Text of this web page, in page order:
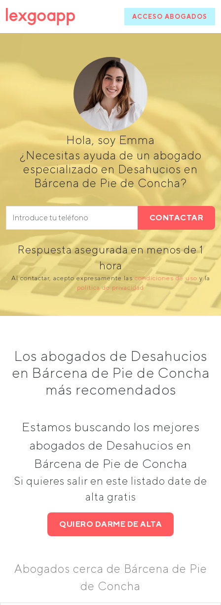
ACCESO ABOGADOS
Hola, soy Emma
¿Necesitas ayuda de un abogado
especializado en Desahucios en
Bárcena de Pie de Concha?
CONTACTAR
Respuesta asegurada en menos de 1
hora
Al contactar, acepto expresamente las condiciones de uso y la
política de privacidad
Los abogados de Desahucios
en Bárcena de Pie de Concha
más recomendados
Estamos buscando los mejores
abogados de Desahucios en
Bárcena de Pie de Concha
Si quieres salir en este listado date de
alta gratis
QUIERO DARME DE ALTA
Abogados cerca de Bárcena de Pie
de Concha